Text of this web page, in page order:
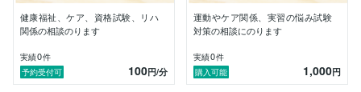
健康福祉、ケア、資格試験、リハ
関係の相談のります
実績0件
予約受付可
100円/分
運動やケア関係、実習の悩み試験
対策の相談にのります
実績0件
購入可能
1,000円